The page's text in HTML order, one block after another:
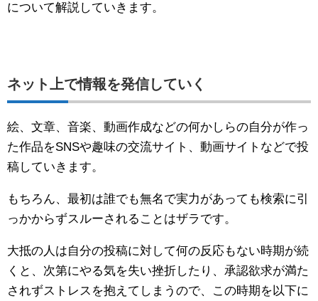
について解説していきます。
ネット上で情報を発信していく
絵、文章、音楽、動画作成などの何かしらの自分が作っ
た作品をSNSや趣味の交流サイト、動画サイトなどで投
稿していきます。
もちろん、最初は誰でも無名で実力があっても検索に引
っかからずスルーされることはザラです。
大抵の人は自分の投稿に対して何の反応もない時期が続
くと、次第にやる気を失い挫折したり、承認欲求が満た
されずストレスを抱えてしまうので、この時期を以下に